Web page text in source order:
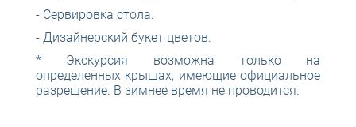
- Сервировка стола.
- Дизайнерский букет цветов.
* Экскурсия возможна только на
определенных крышах, имеющие официальное
разрешение. В зимнее время не проводится.